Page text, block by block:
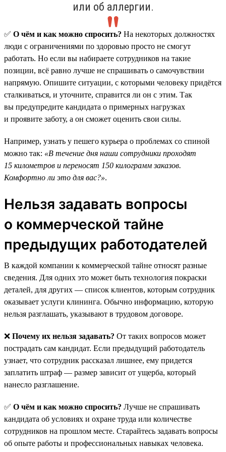
или об аллергии.
✅ О чём и как можно спросить? На некоторых должностях
люди с ограничениями по здоровью просто не смогут
работать. Но если вы набираете сотрудников на такие
позиции, всё равно лучше не спрашивать о самочувствии
напрямую. Опишите ситуации, с которыми человеку придётся
сталкиваться, и уточните, справится ли он с этим. Так
вы предупредите кандидата о примерных нагрузках
и проявите заботу, а он сможет оценить свои силы.
Например, узнать у пешего курьера о проблемах со спиной
можно так: «В течение дня наши сотрудники проходят
15 километров и переносят 150 килограмм заказов.
Комфортно ли это для вас?».
Нельзя задавать вопросы
о коммерческой тайне
предыдущих работодателей
В каждой компании к коммерческой тайне относят разные
сведения. Для одних это может быть технология покраски
деталей, для других — список клиентов, которым сотрудник
оказывает услуги клининга. Обычно информацию, которую
нельзя разглашать, указывают в трудовом договоре.
❌ Почему их нельзя задавать? От таких вопросов может
пострадать сам кандидат. Если предыдущий работодатель
узнает, что сотрудник рассказал лишнее, ему придется
заплатить штраф — размер зависит от ущерба, который
нанесло разглашение.
✅ О чём и как можно спросить? Лучше не спрашивать
кандидата об условиях и охране труда или количестве
сотрудников на прошлом месте. Старайтесь задавать вопросы
об опыте работы и профессиональных навыках человека.